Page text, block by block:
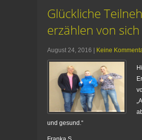
Glückliche
erzählen von sich
August 24, 2016 | Keine
und gesund.“